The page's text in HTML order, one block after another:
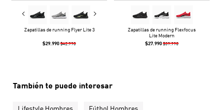
Zapatillas de running Flyer Lite 3
$29.990 $42.990
Zapatillas de running Flexfocus
Lite Modern
$27.990 $39.990
También te puede interesar